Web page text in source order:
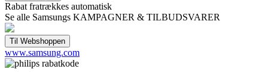
Rabat fratrækkes automatisk
Se alle Samsungs KAMPAGNER & TILBUDSVARER
www.samsung.com